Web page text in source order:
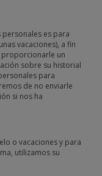
es para
vacaciones), a fin
proporcionarle un
sobre su historial
para
de no enviarle
si nos ha
o vacaciones y para
utilizamos su